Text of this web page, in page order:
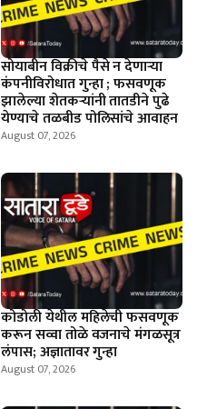
सोयाबीन विक्रीचे पैसे न देणार्‍या
कंपनीविरोधात गुन्हा ; फसवणूक
झालेल्या शेतकर्‍यांनी तातडीने पुढे
येण्याचे तळबीड पोलिसांचे आवाहन
August 07, 2026
कोडोली येथील महिलेची फसवणूक
करून सव्वा तोळे वजनाचे मंगळसूत्र
लंपास; अज्ञातावर गुन्हा
August 07, 2026